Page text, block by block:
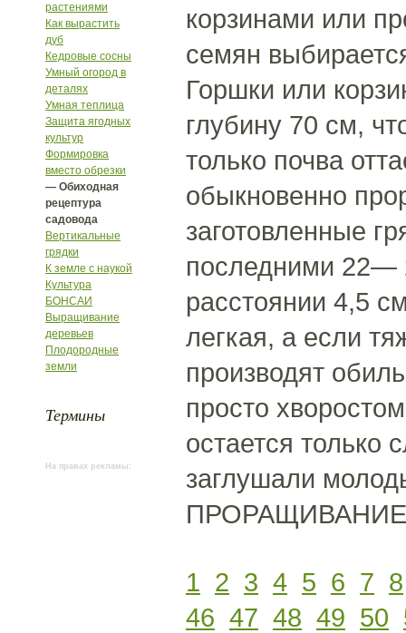
растениями
Как вырастить
дуб
Кедровые сосны
Умный огород в
деталях
Умная теплица
Защита ягодных
культур
Формировка
вместо обрезки
— Обиходная
рецептура
садовода
Вертикальные
грядки
К земле с наукой
Культура
БОНСАИ
Выращивание
деревьев
Плодородные
земли
Термины
На правах рекламы:
корзинами или
семян
Горшки или
глубину 70 см,
только почва
обыкновенно
заготовленные
последними 22—
расстоянии 4,5
легкая, а если
производят
просто
остается только
заглушали
1 2 3 4 5 6 7 8
46 47 48 49 50